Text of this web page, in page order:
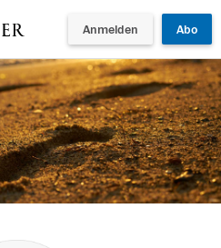
Anmelden Abo